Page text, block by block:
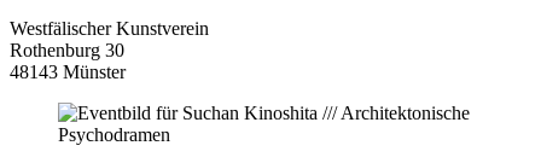
Westfälischer Kunstverein
Rothenburg 30
48143 Münster